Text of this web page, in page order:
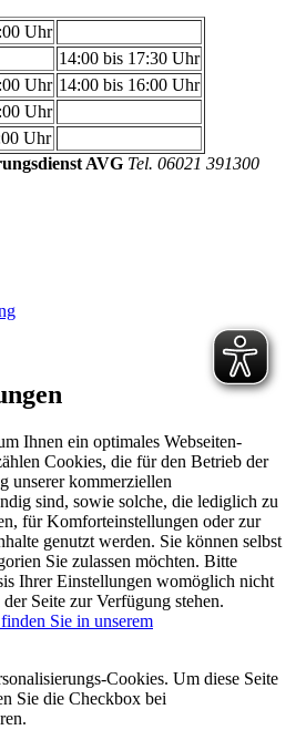
Uhr
14:00 bis 17:30 Uhr
Uhr 14:00 bis 16:00 Uhr
Uhr
Uhr
AVG Tel. 06021 391300
Ihnen ein optimales Webseiten-
Cookies, die für den Betrieb der
unserer kommerziellen
sind, sowie solche, die lediglich zu
für Komforteinstellungen oder zur
genutzt werden. Sie können selbst
Sie zulassen möchten. Bitte
Ihrer Einstellungen womöglich nicht
Seite zur Verfügung stehen.
Sie in unserem
Cookies. Um diese Seite
Sie die Checkbox bei